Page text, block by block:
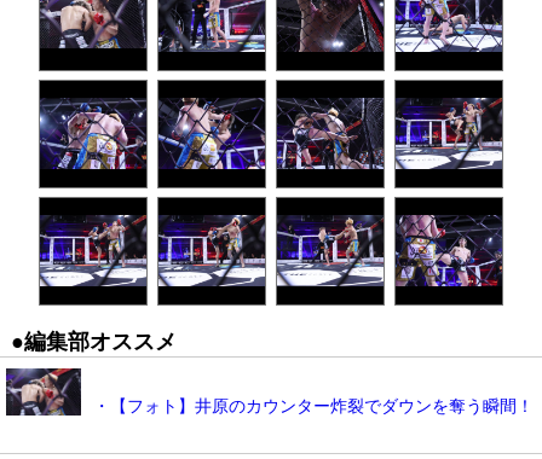
●編集部オススメ
・【フォト】井原のカウンター炸裂でダウンを奪う瞬間！